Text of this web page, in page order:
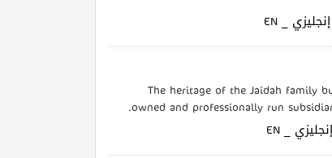
إنجليزي _ EN
The heritage of the Jaidah family
owned and professionally run
إنجليزي _ EN